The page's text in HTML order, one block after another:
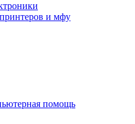
и мфу
помощь